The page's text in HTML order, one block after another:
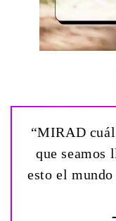
“MIRAD
que seamos
esto el